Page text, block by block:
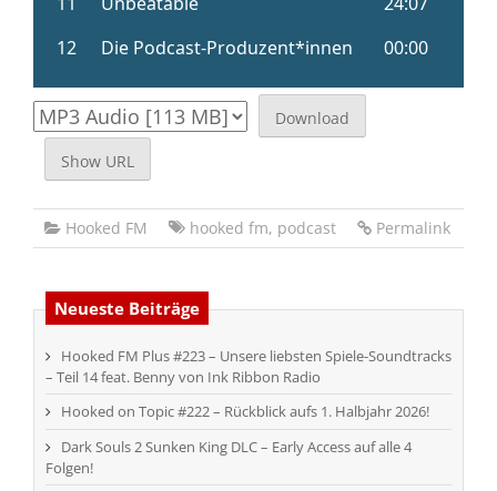
Download
Show URL
Hooked FM hooked fm, podcast Permalink
Neueste Beiträge
Hooked FM Plus #223 – Unsere liebsten Spiele-Soundtracks
– Teil 14 feat. Benny von Ink Ribbon Radio
Hooked on Topic #222 – Rückblick aufs 1. Halbjahr 2026!
Dark Souls 2 Sunken King DLC – Early Access auf alle 4
Folgen!